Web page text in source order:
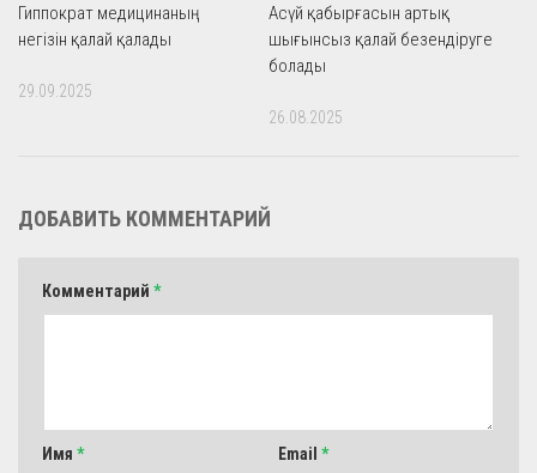
Гиппократ медицинаның
негізін қалай қалады
29.09.2025
Асүй қабырғасын артық
шығынсыз қалай безендіруге
болады
26.08.2025
ДОБАВИТЬ КОММЕНТАРИЙ
Комментарий *
Имя * Email *